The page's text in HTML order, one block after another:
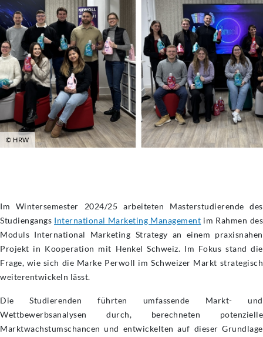
© HRW
Im Wintersemester 2024/25 arbeiteten Masterstudierende des
Studiengangs International Marketing Management im Rahmen des
Moduls International Marketing Strategy an einem praxisnahen
Projekt in Kooperation mit Henkel Schweiz. Im Fokus stand die
Frage, wie sich die Marke Perwoll im Schweizer Markt strategisch
weiterentwickeln lässt.
Die Studierenden führten umfassende Markt- und
Wettbewerbsanalysen durch, berechneten potenzielle
Marktwachstumschancen und entwickelten auf dieser Grundlage